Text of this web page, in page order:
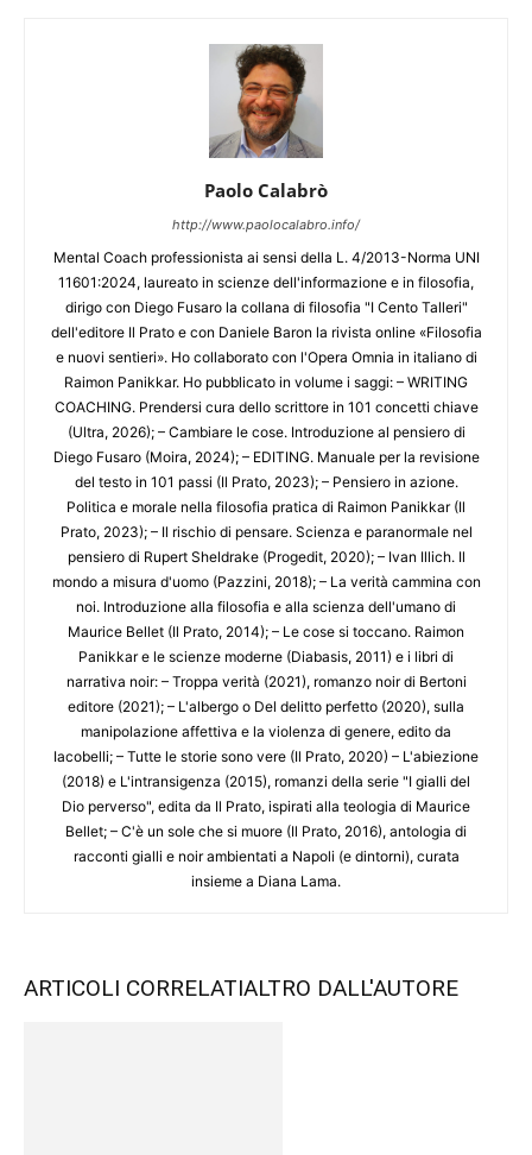
Paolo Calabrò
http://www.paolocalabro.info/
Mental Coach professionista ai sensi della L. 4/2013-Norma UNI
11601:2024, laureato in scienze dell'informazione e in filosofia,
dirigo con Diego Fusaro la collana di filosofia "I Cento Talleri"
dell'editore Il Prato e con Daniele Baron la rivista online «Filosofia
e nuovi sentieri». Ho collaborato con l'Opera Omnia in italiano di
Raimon Panikkar. Ho pubblicato in volume i saggi: – WRITING
COACHING. Prendersi cura dello scrittore in 101 concetti chiave
(Ultra, 2026); – Cambiare le cose. Introduzione al pensiero di
Diego Fusaro (Moira, 2024); – EDITING. Manuale per la revisione
del testo in 101 passi (Il Prato, 2023); – Pensiero in azione.
Politica e morale nella filosofia pratica di Raimon Panikkar (Il
Prato, 2023); – Il rischio di pensare. Scienza e paranormale nel
pensiero di Rupert Sheldrake (Progedit, 2020); – Ivan Illich. Il
mondo a misura d'uomo (Pazzini, 2018); – La verità cammina con
noi. Introduzione alla filosofia e alla scienza dell'umano di
Maurice Bellet (Il Prato, 2014); – Le cose si toccano. Raimon
Panikkar e le scienze moderne (Diabasis, 2011) e i libri di
narrativa noir: – Troppa verità (2021), romanzo noir di Bertoni
editore (2021); – L'albergo o Del delitto perfetto (2020), sulla
manipolazione affettiva e la violenza di genere, edito da
Iacobelli; – Tutte le storie sono vere (Il Prato, 2020) – L'abiezione
(2018) e L'intransigenza (2015), romanzi della serie "I gialli del
Dio perverso", edita da Il Prato, ispirati alla teologia di Maurice
Bellet; – C'è un sole che si muore (Il Prato, 2016), antologia di
racconti gialli e noir ambientati a Napoli (e dintorni), curata
insieme a Diana Lama.
ARTICOLI CORRELATIALTRO DALL'AUTORE